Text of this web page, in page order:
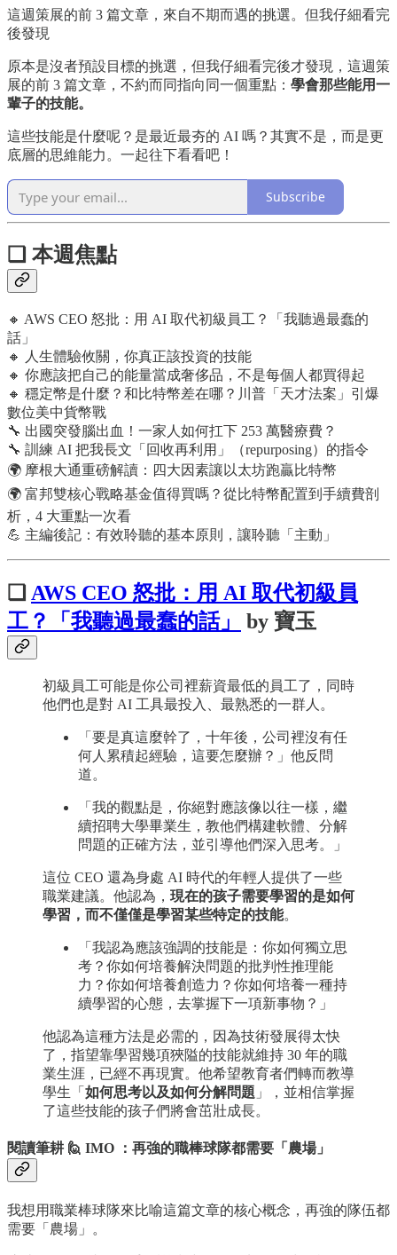
這週策展的前 3 篇文章，來自不期而遇的挑選。但我仔細看完
後發現
原本是沒者預設目標的挑選，但我仔細看完後才發現，這週策
展的前 3 篇文章，不約而同指向同一個重點： 學會那些能用一
輩子的技能。
這些技能是什麼呢？是最近最夯的 AI 嗎？其實不是，而是更
底層的思維能力。一起往下看看吧！
Subscribe
❏ 本週焦點
🔸 AWS CEO 怒批：用 AI 取代初級員工？「我聽過最蠢的
話」
🔸 人生體驗攸關，你真正該投資的技能
🔸 你應該把自己的能量當成奢侈品，不是每個人都買得起
🔸 穩定幣是什麼？和比特幣差在哪？川普「天才法案」引爆
數位美中貨幣戰
🔧 出國突發腦出血！一家人如何扛下 253 萬醫療費？
🔧 訓練 AI 把我長文「回收再利用」（repurposing）的指令
🌍 摩根大通重磅解讀：四大因素讓以太坊跑贏比特幣
🌍 富邦雙核心戰略基金值得買嗎？從比特幣配置到手續費剖
析，4 大重點一次看
💪 主編後記：有效聆聽的基本原則，讓聆聽「主動」
❏ AWS CEO 怒批：用 AI 取代初級員
工？「我聽過最蠢的話」
by 寶玉
初級員工可能是你公司裡薪資最低的員工了，同時
他們也是對 AI 工具最投入、最熟悉的一群人。
「要是真這麼幹了，十年後，公司裡沒有任
何人累積起經驗，這要怎麼辦？」他反問
道。
「我的觀點是，你絕對應該像以往一樣，繼
續招聘大學畢業生，教他們構建軟體、分解
問題的正確方法，並引導他們深入思考。」
這位 CEO 還為身處 AI 時代的年輕人提供了一些
職業建議。他認為， 現在的孩子需要學習的是如何
學習，而不僅僅是學習某些特定的技能。
「我認為應該強調的技能是：你如何獨立思
考？你如何培養解決問題的批判性推理能
力？你如何培養創造力？你如何培養一種持
續學習的心態，去掌握下一項新事物？」
他認為這種方法是必需的，因為技術發展得太快
了，指望靠學習幾項狹隘的技能就維持 30 年的職
業生涯，已經不再現實。他希望教育者們轉而教導
學生「 如何思考以及如何分解問題 」，並相信掌握
了這些技能的孩子們將會茁壯成長。
閱讀筆耕 🙋 IMO ： 再強的職棒球隊都需要「農場」
我想用職業棒球隊來比喻這篇文章的核心概念，再強的隊伍都
需要「農場」。